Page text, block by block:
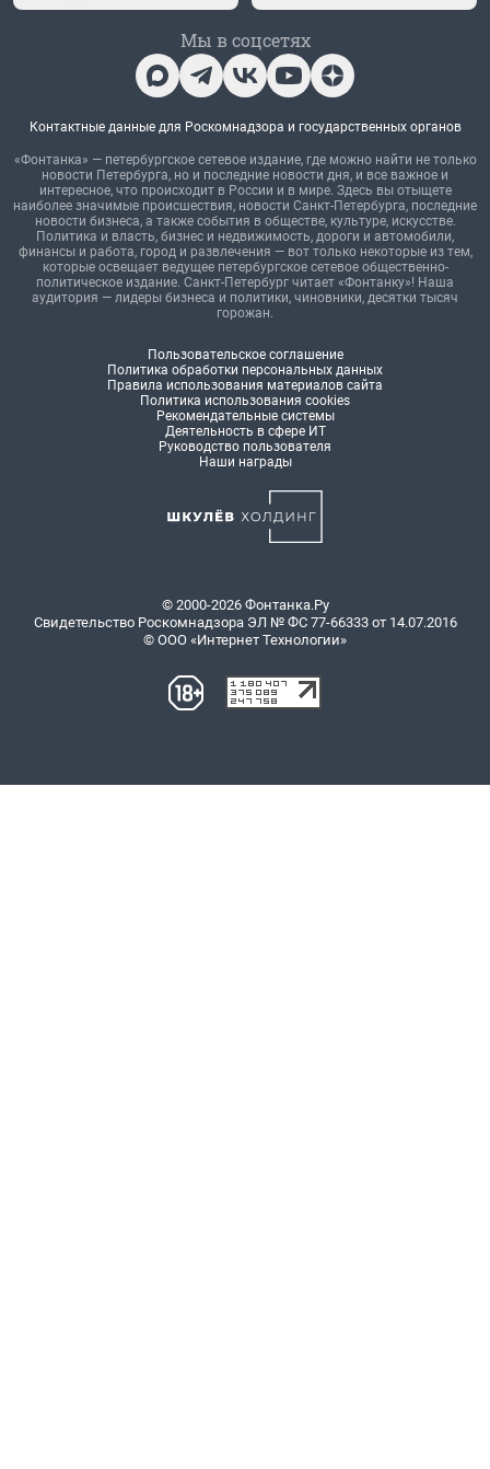
Мы в соцсетях
Контактные данные для Роскомнадзора и государственных органов
«Фонтанка» — петербургское сетевое издание, где можно найти не только
новости Петербурга, но и последние новости дня, и все важное и
интересное, что происходит в России и в мире. Здесь вы отыщете
наиболее значимые происшествия, новости Санкт-Петербурга, последние
новости бизнеса, а также события в обществе, культуре, искусстве.
Политика и власть, бизнес и недвижимость, дороги и автомобили,
финансы и работа, город и развлечения — вот только некоторые из тем,
которые освещает ведущее петербургское сетевое общественно-
политическое издание. Санкт-Петербург читает «Фонтанку»! Наша
аудитория — лидеры бизнеса и политики, чиновники, десятки тысяч
горожан.
Пользовательское соглашение
Политика обработки персональных данных
Правила использования материалов сайта
Политика использования cookies
Рекомендательные системы
Деятельность в сфере ИТ
Руководство пользователя
Наши награды
© 2000-2026 Фонтанка.Ру
Свидетельство Роскомнадзора ЭЛ № ФС 77-66333 от 14.07.2016
© ООО «Интернет Технологии»